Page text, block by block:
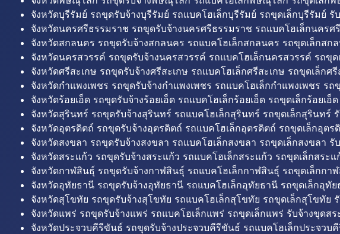
จังหวัดบุรีรัมย์ รถขุดรับจ้างบุรีรัมย์ รถแบคโฮเล็กบุรีรัมย์ รถขุดเล็กบุรีรัมย์
จังหวัดนครศรีธรรมราช รถขุดรับจ้างนครศรีธรรมราช รถแบคโฮเล็กนคร
จังหวัดสกลนคร รถขุดรับจ้างสกลนคร รถแบคโฮเล็กสกลนคร รถขุดเล็กส
จังหวัดนครสวรรค์ รถขุดรับจ้างนครสวรรค์ รถแบคโฮเล็กนครสวรรค์ รถ
จังหวัดศรีสะเกษ รถขุดรับจ้างศรีสะเกษ รถแบคโฮเล็กศรีสะเกษ รถขุดเล็กศ
จังหวัดกำแพงเพชร รถขุดรับจ้างกำแพงเพชร รถแบคโฮเล็กกำแพงเพชร ร
จังหวัดร้อยเอ็ด รถขุดรับจ้างร้อยเอ็ด รถแบคโฮเล็กร้อยเอ็ด รถขุดเล็กร้อยเ
จังหวัดสุรินทร์ รถขุดรับจ้างสุรินทร์ รถแบคโฮเล็กสุรินทร์ รถขุดเล็กสุรินทร์
จังหวัดอุตรดิตถ์ รถขุดรับจ้างอุตรดิตถ์ รถแบคโฮเล็กอุตรดิตถ์ รถขุดเล็กอุต
จังหวัดสงขลา รถขุดรับจ้างสงขลา รถแบคโฮเล็กสงขลา รถขุดเล็กสงขลา
จังหวัดสระแก้ว รถขุดรับจ้างสระแก้ว รถแบคโฮเล็กสระแก้ว รถขุดเล็กสระ
จังหวัดกาฬสินธุ์ รถขุดรับจ้างกาฬสินธุ์ รถแบคโฮเล็กกาฬสินธุ์ รถขุดเล็กก
จังหวัดอุทัยธานี รถขุดรับจ้างอุทัยธานี รถแบคโฮเล็กอุทัยธานี รถขุดเล็กอุทั
จังหวัดสุโขทัย รถขุดรับจ้างสุโขทัย รถแบคโฮเล็กสุโขทัย รถขุดเล็กสุโขทัย
จังหวัดแพร่ รถขุดรับจ้างแพร่ รถแบคโฮเล็กแพร่ รถขุดเล็กแพร่ รับจ้างขุดส
จังหวัดประจวบคีรีขันธ์ รถขุดรับจ้างประจวบคีรีขันธ์ รถแบคโฮเล็กประจว